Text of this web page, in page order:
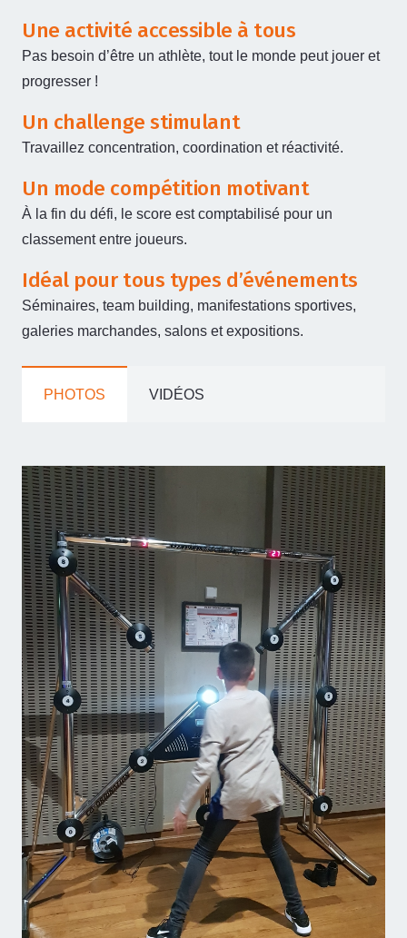
Une activité accessible à tous
Pas besoin d’être un athlète, tout le monde peut jouer et
progresser !
Un challenge stimulant
Travaillez concentration, coordination et réactivité.
Un mode compétition motivant
À la fin du défi, le score est comptabilisé pour un
classement entre joueurs.
Idéal pour tous types d’événements
Séminaires, team building, manifestations sportives,
galeries marchandes, salons et expositions.
PHOTOS VIDÉOS